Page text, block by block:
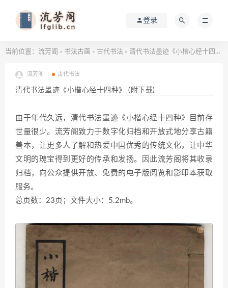
登录
当前位置： 流芳阁 > 书法古画 > 古代书法 > 清代书法墨迹《小楷心经十四种》 (附下载)
流芳阁 古代书法
清代书法墨迹《小楷心经十四种》 (附下载)
由于年代久远，清代书法墨迹《小楷心经十四种》目前存
世量很少。流芳阁致力于数字化归档和开放式地分享古籍
善本，让更多人了解和热爱中国优秀的传统文化，让中华
文明的瑰宝得到更好的传承和发扬。因此流芳阁将其收录
归档，向公众提供开放、免费的电子版阅览和影印本获取
服务。
总页数：23页；文件大小：5.2mb。